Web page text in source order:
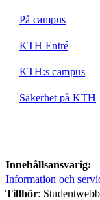
På campus
KTH Entré
KTH:s campus
Säkerhet på KTH
Innehållsansvarig:
Information och
Tillhör: